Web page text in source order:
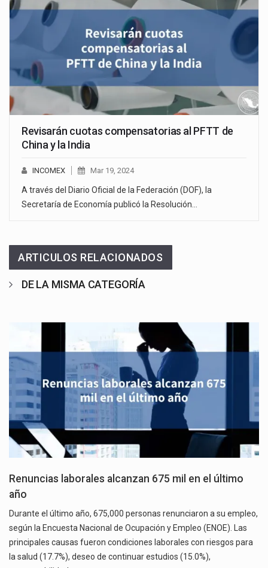
Revisarán cuotas compensatorias al PFTT de
China y la India
INCOMEX Mar 19, 2024
A través del Diario Oficial de la Federación (DOF), la
Secretaría de Economía publicó la Resolución…
ARTICULOS RELACIONADOS
DE LA MISMA CATEGORÍA
Renuncias laborales alcanzan 675 mil en el último
año
Durante el último año, 675,000 personas renunciaron a su empleo,
según la Encuesta Nacional de Ocupación y Empleo (ENOE). Las
principales causas fueron condiciones laborales con riesgos para
la salud (17.7%), deseo de continuar estudios (15.0%),